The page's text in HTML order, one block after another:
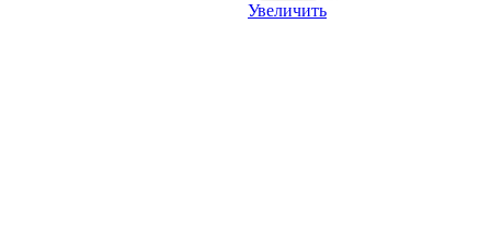
Увеличить